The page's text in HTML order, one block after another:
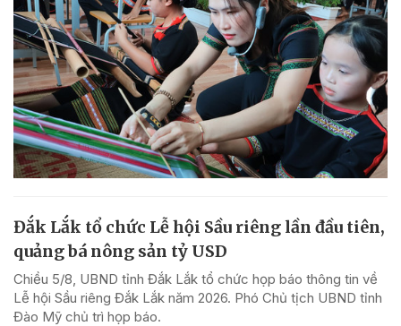
Đắk Lắk tổ chức Lễ hội Sầu riêng lần đầu tiên,
quảng bá nông sản tỷ USD
Chiều 5/8, UBND tỉnh Đắk Lắk tổ chức họp báo thông tin về
Lễ hội Sầu riêng Đắk Lắk năm 2026. Phó Chủ tịch UBND tỉnh
Đào Mỹ chủ trì họp báo.